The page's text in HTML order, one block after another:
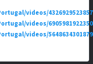
videos/
videos/
videos/